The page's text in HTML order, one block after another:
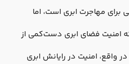
مهاجرت ابری است، اما
امنیت فضای ابری دست‌کمی از
واقع، امنیت در رایانش ابری